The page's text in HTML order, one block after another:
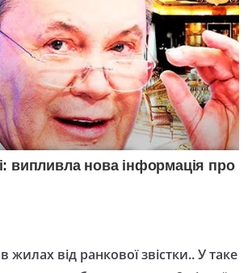
жилах від ранкової звістки.. У таке